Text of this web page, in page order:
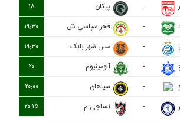
- پيکان
۱۸
- فجر سپاسی ش
۱۹:۳۰
- مس شهر بابک
۱۹:۳۰
- آلومينيوم
۲۰
- سپاهان
۲۰:۰۰
- نساجی م ۲۰:۱۵